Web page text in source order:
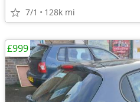
7/1 128k mi
£999